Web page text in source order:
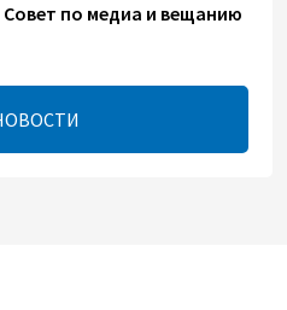
по медиа и вещанию
7 августа 2026
рынок и вводит